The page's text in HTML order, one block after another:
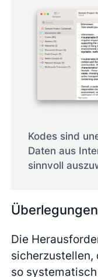
Kodes sind
Daten aus
sinnvoll
Die
sicherzustellen,
so